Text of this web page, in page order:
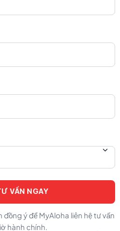
ý để MyAloha liên hệ tư vấn
hành chính.